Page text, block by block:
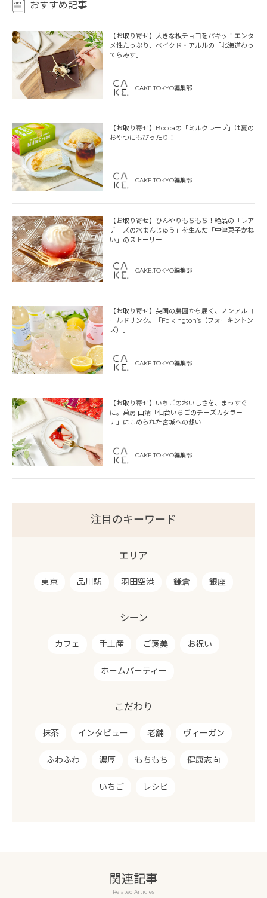
おすすめ記事
【お取り寄せ】大きな板チョコをパキッ！エンタ
メ性たっぷり、ベイクド・アルルの「北海道わっ
てらみす」
CAKE.TOKYO編集部
【お取り寄せ】Boccaの「ミルクレープ」は夏の
おやつにもぴったり！
CAKE.TOKYO編集部
【お取り寄せ】ひんやりもちもち！絶品の「レア
チーズの水まんじゅう」を生んだ「中津菓子かね
い」のストーリー
CAKE.TOKYO編集部
【お取り寄せ】英国の農園から届く、ノンアルコ
ールドリンク。「Folkington’s（フォーキントン
ズ）」
CAKE.TOKYO編集部
【お取り寄せ】いちごのおいしさを、まっすぐ
に。菓房 山清「仙台いちごのチーズカタラー
ナ」にこめられた宮城への想い
CAKE.TOKYO編集部
注目のキーワード
エリア
東京 品川駅 羽田空港 鎌倉 銀座
シーン
カフェ 手土産 ご褒美 お祝い
ホームパーティー
こだわり
抹茶 インタビュー 老舗 ヴィーガン
ふわふわ 濃厚 もちもち 健康志向
いちご レシピ
関連記事
Related Articles